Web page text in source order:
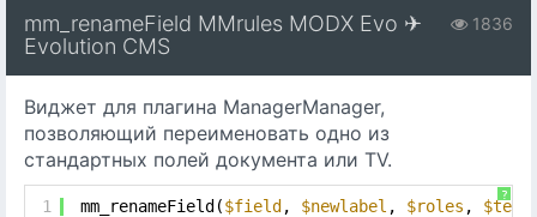
1836
mm_renameField MMrules MODX Evo ✈
Evolution CMS
Виджет для плагина ManagerManager,
позволяющий переименовать одно из
стандартных полей документа или TV.
?
1 mm_renameField($field , $newlabel , $roles ,